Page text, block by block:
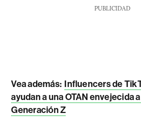
PUBLICIDAD
Vea además: Influencers de
ayudan a una OTAN envejecida
Generación Z